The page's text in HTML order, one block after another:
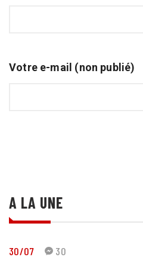
Votre e-mail (non publié)
A LA UNE
30/07 30